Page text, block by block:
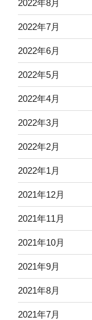
2022年8月
2022年7月
2022年6月
2022年5月
2022年4月
2022年3月
2022年2月
2022年1月
2021年12月
2021年11月
2021年10月
2021年9月
2021年8月
2021年7月